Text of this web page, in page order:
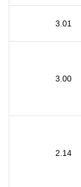
3.01
3.00
2.14